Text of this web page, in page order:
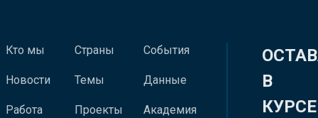
Кто мы
Новости
Работа
Страны
Темы
Проекты
События
Данные
Академия
В
КУРСЕ